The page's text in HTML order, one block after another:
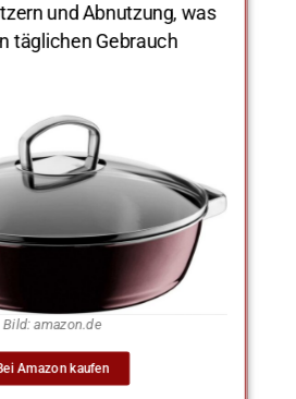
und Abnutzung, was
täglichen Gebrauch
Bild: amazon.de
Amazon kaufen